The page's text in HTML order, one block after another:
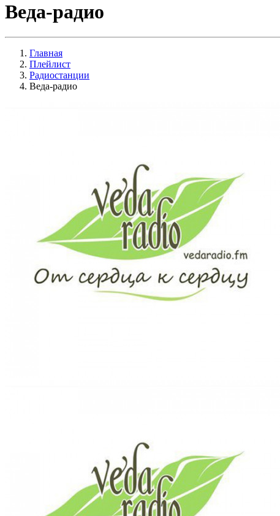
Веда-радио
Главная
Плейлист
Радиостанции
Веда-радио